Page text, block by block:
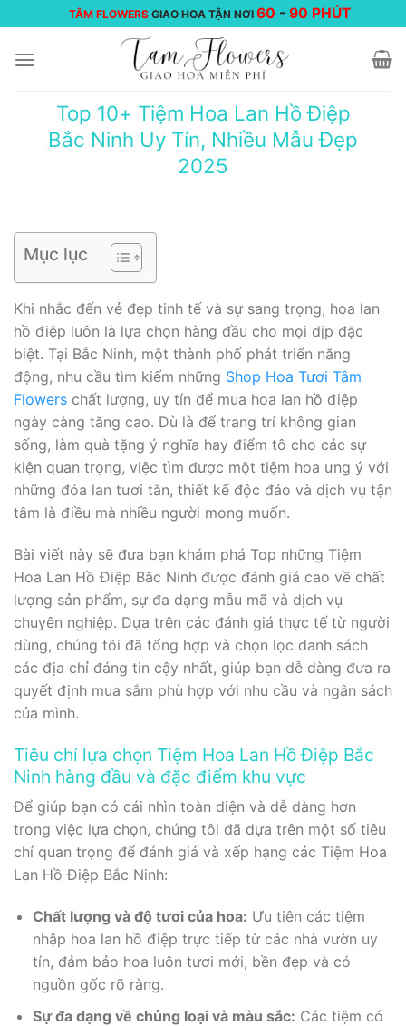
đến
nội
TÂM FLOWERS GIAO HOA TẬN NƠI 60 -90 PHÚT
Top 10+ Tiệm Hoa Lan Hồ Điệp
Bắc Ninh Uy Tín, Nhiều Mẫu Đẹp
2025
Mục lục
Khi nhắc đến vẻ đẹp tinh tế và sự sang trọng, hoa lan
hồ điệp luôn là lựa chọn hàng đầu cho mọi dịp đặc
biệt. Tại Bắc Ninh, một thành phố phát triển năng
động, nhu cầu tìm kiếm những Shop Hoa Tươi Tâm
Flowers chất lượng, uy tín để mua hoa lan hồ điệp
ngày càng tăng cao. Dù là để trang trí không gian
sống, làm quà tặng ý nghĩa hay điểm tô cho các sự
kiện quan trọng, việc tìm được một tiệm hoa ưng ý với
những đóa lan tươi tắn, thiết kế độc đáo và dịch vụ tận
tâm là điều mà nhiều người mong muốn.
Bài viết này sẽ đưa bạn khám phá Top những Tiệm
Hoa Lan Hồ Điệp Bắc Ninh được đánh giá cao về chất
lượng sản phẩm, sự đa dạng mẫu mã và dịch vụ
chuyên nghiệp. Dựa trên các đánh giá thực tế từ người
dùng, chúng tôi đã tổng hợp và chọn lọc danh sách
các địa chỉ đáng tin cậy nhất, giúp bạn dễ dàng đưa ra
quyết định mua sắm phù hợp với nhu cầu và ngân sách
của mình.
Tiêu chí lựa chọn Tiệm Hoa Lan Hồ Điệp Bắc
Ninh hàng đầu và đặc điểm khu vực
Để giúp bạn có cái nhìn toàn diện và dễ dàng hơn
trong việc lựa chọn, chúng tôi đã dựa trên một số tiêu
chí quan trọng để đánh giá và xếp hạng các Tiệm Hoa
Lan Hồ Điệp Bắc Ninh:
Chất lượng và độ tươi của hoa: Ưu tiên các tiệm
nhập hoa lan hồ điệp trực tiếp từ các nhà vườn uy
tín, đảm bảo hoa luôn tươi mới, bền đẹp và có
nguồn gốc rõ ràng.
Sự đa dạng về chủng loại và màu sắc: Các tiệm có